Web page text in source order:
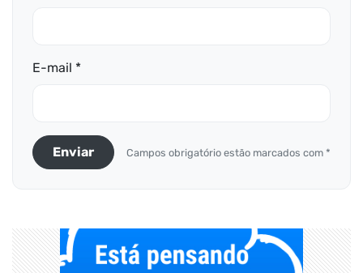
E-mail *
Enviar Campos obrigatório estão marcados com *